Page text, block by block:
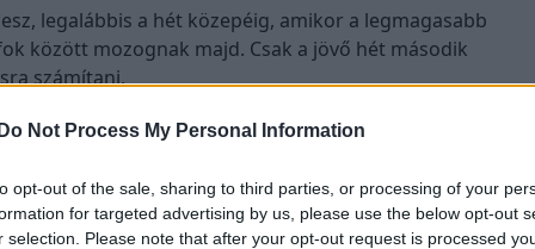
Do Not Process My Personal Information
opt-out of the sale, sharing to third parties, or processing of your
for targeted advertising by us, please use the below opt-out
selection. Please note that after your opt-out request is processed
legalábbis a hét közepéig, amikor a legmagasabb
között mozognak majd. Csak a jövő hét második
számítani,
ismét eléri a nyári
fokot” – tette hozzá